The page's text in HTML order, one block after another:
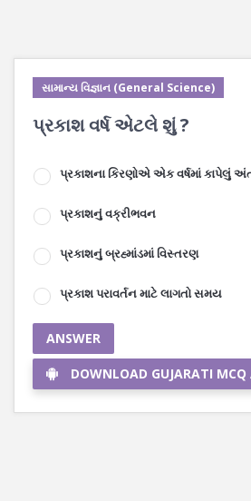
સામાન્ય વિજ્ઞાન (General Science)
પ્રકાશ વર્ષ એટલે શું ?
પ્રકાશના કિરણોએ એક વર્ષમાં કાપેલું
પ્રકાશનું વક્રીભવન
પ્રકાશનું બ્રહ્માંડમાં વિસ્તરણ
પ્રકાશ પરાવર્તન માટે લાગતો સમય
ANSWER
DOWNLOAD GUJARATI MCQ